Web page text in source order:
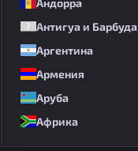
Андорра
Антигуа и Барбуда
Аргентина
Армения
Аруба
Африка